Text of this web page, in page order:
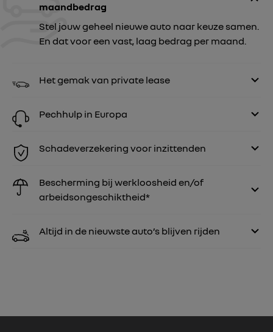
maandbedrag
Stel jouw geheel nieuwe auto naar keuze samen.
En dat voor een vast, laag bedrag per maand.
Het gemak van private lease
Pechhulp in Europa
Schadeverzekering voor inzittenden
Bescherming bij werkloosheid en/of
arbeidsongeschiktheid*
Altijd in de nieuwste auto’s blijven rijden